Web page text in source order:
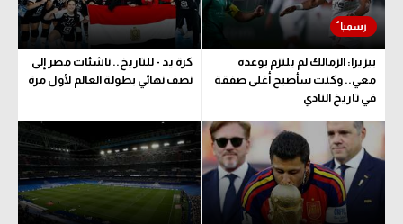
بيزيرا: الزمالك لم يلتزم بوعده
معي.. وكنت سأصبح أغلى صفقة
في تاريخ النادي
كرة يد - للتاريخ.. ناشئات مصر إلى
نصف نهائي بطولة العالم لأول مرة